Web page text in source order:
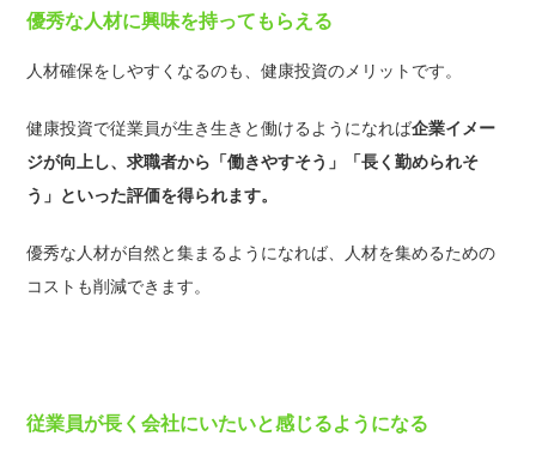
優秀な人材に興味を持ってもらえる
人材確保をしやすくなるのも、健康投資のメリットです。
健康投資で従業員が生き生きと働けるようになれば企業イメー
ジが向上し、求職者から「働きやすそう」「長く勤められそ
う」といった評価を得られます。
優秀な人材が自然と集まるようになれば、人材を集めるための
コストも削減できます。
従業員が長く会社にいたいと感じるようになる